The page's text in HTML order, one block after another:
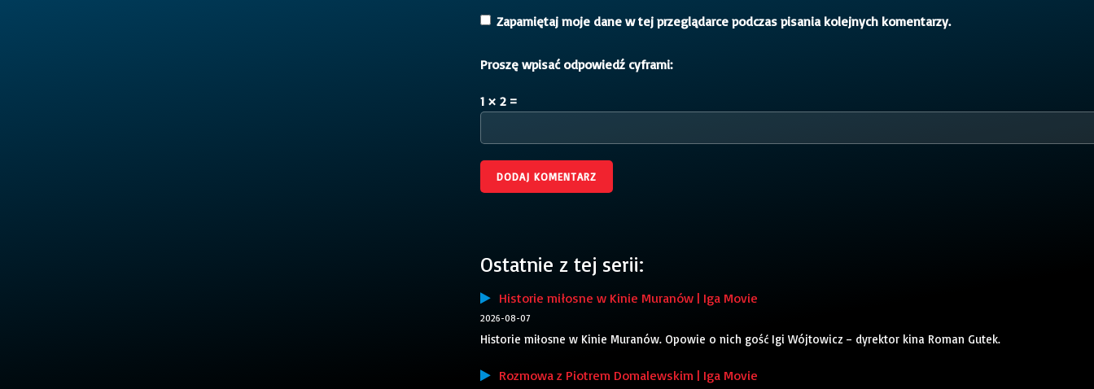
Zapamiętaj moje dane w tej przeglądarce podczas pisania kolejnych komentarzy.
Proszę wpisać odpowiedź cyframi:
1 × 2 =
Ostatnie z tej serii:
Historie miłosne w Kinie Muranów | Iga Movie
2026-08-07
Historie miłosne w Kinie Muranów. Opowie o nich gość Igi Wójtowicz – dyrektor kina Roman Gutek.
Rozmowa z Piotrem Domalewskim | Iga Movie